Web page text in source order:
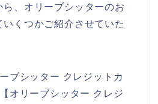
、オリーブシッターのお
くつかご紹介させていた
ブシッター クレジットカ
オリーブシッター クレジ